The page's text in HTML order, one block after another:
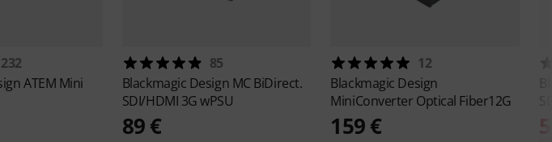
232
ATEM Mini
85
Blackmagic Design MC BiDirect.
SDI/HDMI 3G wPSU
89 €
12
Blackmagic Design
MiniConverter Optical Fiber12G
159 €